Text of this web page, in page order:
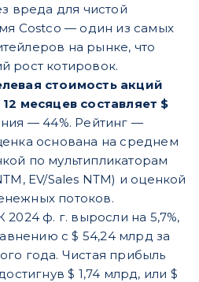
вреда для чистой
Costco — один из самых
на рынке, что
рост котировок.
стоимость акций
месяцев составляет $
— 44%. Рейтинг —
основана на среднем
по мультипликаторам
EV/Sales NTM) и оценкой
потоков.
ф. г. выросли на 5,7%,
с $ 54,24 млрд за
года. Чистая прибыль
$ 1,74 млрд, или $